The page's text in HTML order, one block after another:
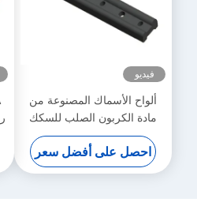
فيديو
ألواح الأسماك المصنوعة من
مادة الكربون الصلب للسكك
الحديدية 15 كجم و 18 كجم و
22 كجم بوزن معيار أريما
احصل على أفضل سعر